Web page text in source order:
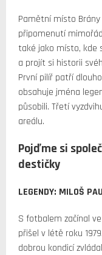
Pamětní místo
připomenutí
také jako místo, kde
a projít si historii
První pilíř patří
obsahuje jména
působili. Třetí
areálu.
Pojďme si
destičky
LEGENDY: MILOŠ
S fotbalem začínal
přišel v létě roku
dobrou kondicí